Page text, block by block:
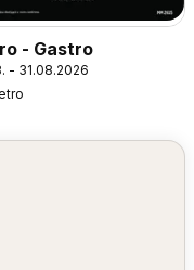
- Gastro
- 31.08.2026